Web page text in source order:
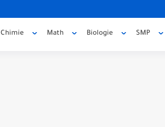
Chimie Math Biologie SMP